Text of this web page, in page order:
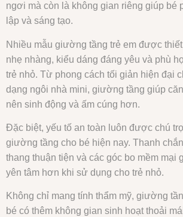
ngơi mà còn là không gian riêng giúp bé
lập và sáng tạo.
Nhiều mẫu giường tầng trẻ em được
nhẹ nhàng, kiểu dáng đáng yêu và phù
trẻ nhỏ. Từ phong cách tối giản hiện đại
dạng ngôi nhà mini, giường tầng giúp
nên sinh động và ấm cúng hơn.
Đặc biệt, yếu tố an toàn luôn được chú
giường tầng cho bé hiện nay. Thanh
thang thuận tiện và các góc bo mềm mại
yên tâm hơn khi sử dụng cho trẻ nhỏ.
Không chỉ mang tính thẩm mỹ, giường
bé có thêm không gian sinh hoạt thoải